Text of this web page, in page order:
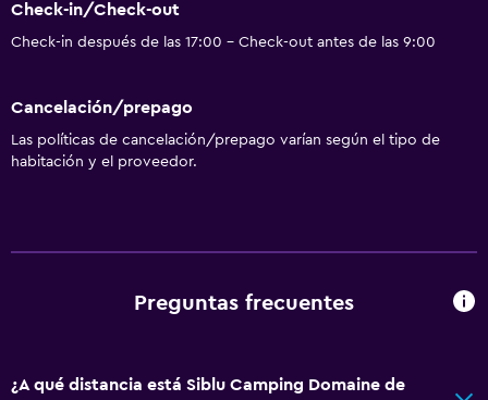
Check-in/Check-out
Check-in después de las 17:00 - Check-out antes de las 9:00
Cancelación/prepago
Las políticas de cancelación/prepago varían según el tipo de
habitación y el proveedor.
Preguntas frecuentes
¿A qué distancia está Siblu Camping Domaine de